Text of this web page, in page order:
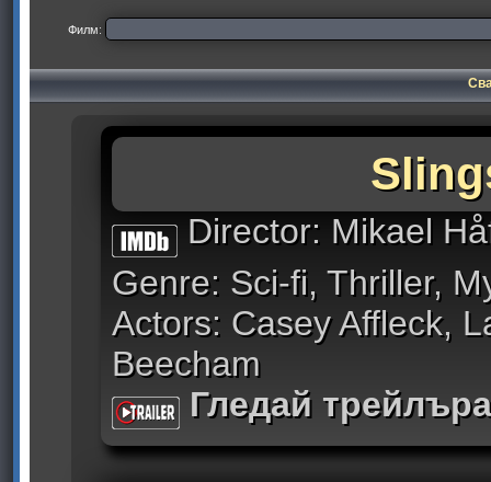
Филм:
Director: Mikael
Genre: Sci-fi, Thriller,
Actors: Casey Affleck,
Beecham
Гледай трейлъра